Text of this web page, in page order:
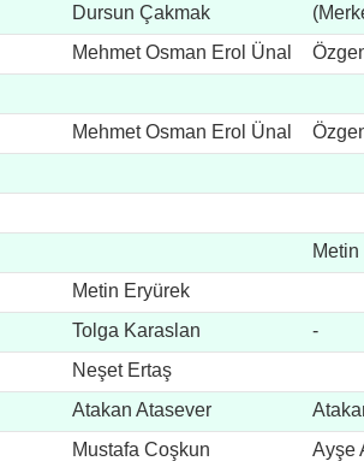
Dursun Çakmak
Mehmet Osman Erol Ünal
Mehmet Osman Erol Ünal
Metin Eryürek
Tolga Karaslan -
Neşet Ertaş
Atakan Atasever
Mustafa Coşkun Ayşe